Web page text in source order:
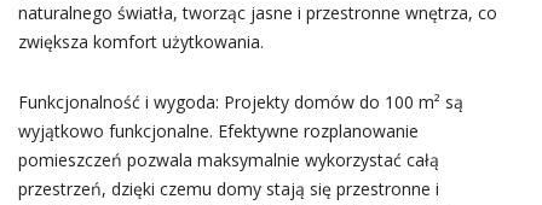
naturalnego światła, tworząc jasne i przestronne wnętrza, co
zwiększa komfort użytkowania.
Funkcjonalność i wygoda: Projekty domów do 100 m² są
wyjątkowo funkcjonalne. Efektywne rozplanowanie
pomieszczeń pozwala maksymalnie wykorzystać całą
przestrzeń, dzięki czemu domy stają się przestronne i